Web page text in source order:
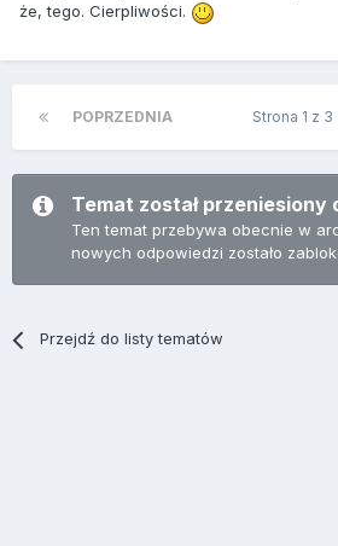
że, tego. Cierpliwości.
POPRZEDNIA Strona 1 z 3
Temat został przeniesiony
Ten temat przebywa obecnie w
nowych odpowiedzi zostało
Przejdź do listy tematów